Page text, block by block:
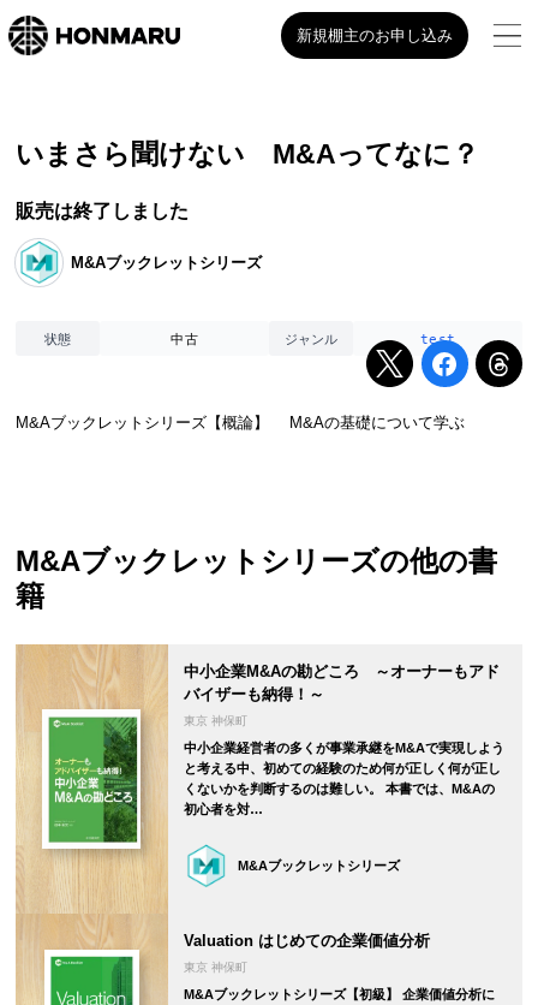
新規棚主のお申し込み
いまさら聞けない M&Aってなに？
販売は終了しました
M&Aブックレットシリーズ
状態 中古 ジャンル test
M&Aブックレットシリーズ【概論】 M&Aの基礎について学ぶ
M&Aブックレットシリーズの他の書
籍
中小企業M&Aの勘どころ ～オーナーもアド
バイザーも納得！～
東京 神保町
中小企業経営者の多くが事業承継をM&Aで実現しよう
と考える中、初めての経験のため何が正しく何が正し
くないかを判断するのは難しい。 本書では、M&Aの
初心者を対…
M&Aブックレットシリーズ
Valuation はじめての企業価値分析
東京 神保町
M&Aブックレットシリーズ【初級】 企業価値分析に